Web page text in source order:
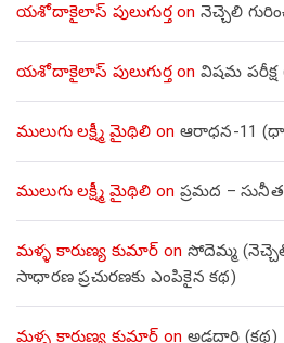
యశోదాకైలాస్ పులుగుర్తon నెచ్చెలి
యశోదాకైలాస్ పులుగుర్తon విషమ పరీక్ష
ములుగు లక్ష్మీ మైథిలి on ఆరాధన-11
ములుగు లక్ష్మీ మైథిలి on ప్రమద –
మళ్ళ కారుణ్య కుమార్ on సోదెమ్మ
సాధారణ ప్రచురణకు ఎంపికైన కథ)
మళ్ళ కారుణ్య కుమార్ on అడ్డదారి (కథ)